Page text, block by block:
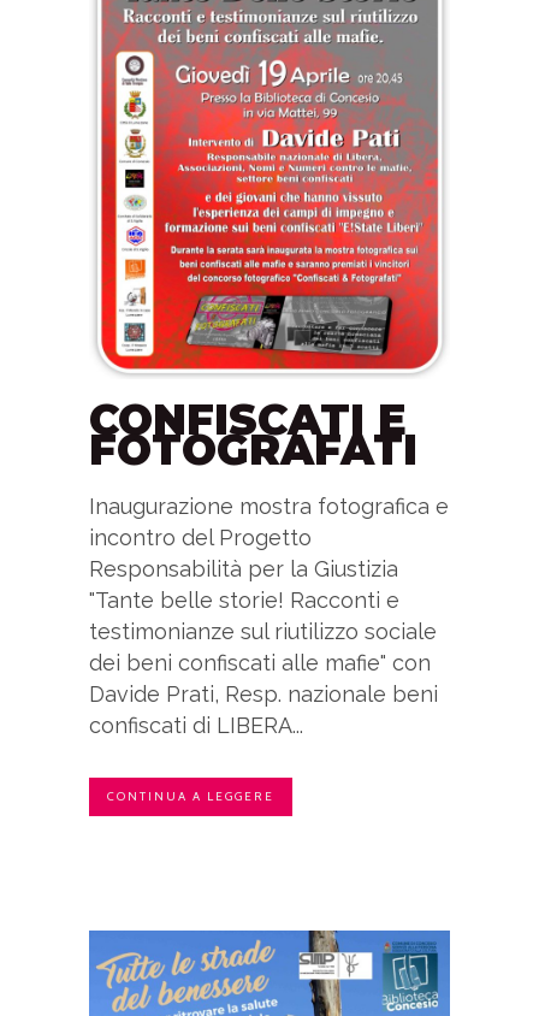
CONFISCATI E
FOTOGRAFATI
Inaugurazione mostra fotografica e
incontro del Progetto
Responsabilità per la Giustizia
"Tante belle storie! Racconti e
testimonianze sul riutilizzo sociale
dei beni confiscati alle mafie" con
Davide Prati, Resp. nazionale beni
confiscati di LIBERA...
CONTINUA A LEGGERE